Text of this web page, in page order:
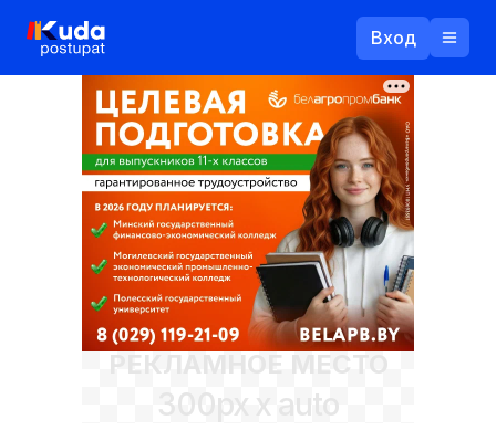
Вход
Логин
Пароль
Забыли пароль?
Войти
Назад
Ваш email
РЕКЛАМНОЕ МЕСТО
300px x auto